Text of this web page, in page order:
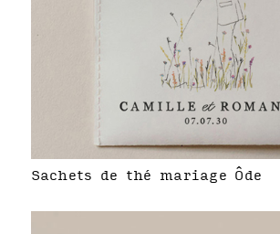
Sachets de thé mariage Ôde